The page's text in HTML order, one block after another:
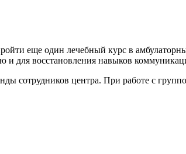
еще один лечебный курс в
и для восстановления навыков
сотрудников центра. При работе с